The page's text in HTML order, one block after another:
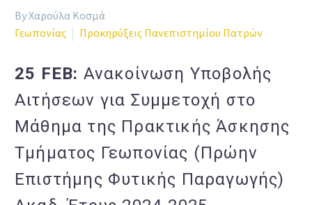
By Χαρούλα Κοσμά
Γεωπονίας
Προκηρύξεις Πανεπιστημίου Πατρών
25 FEB: Ανακοίνωση Υποβολής
Αιτήσεων για Συμμετοχή στο
Μάθημα της Πρακτικής Άσκησης
Τμήματος Γεωπονίας (Πρώην
Επιστήμης Φυτικής Παραγωγής)